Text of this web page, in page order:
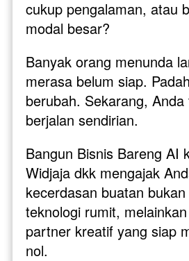
cukup pengalaman, atau
modal besar?
Banyak orang menunda
merasa belum siap.
berubah. Sekarang,
berjalan sendirian.
Bangun Bisnis Bareng AI
Widjaja dkk mengajak
kecerdasan buatan
teknologi rumit,
partner kreatif yang siap
nol.